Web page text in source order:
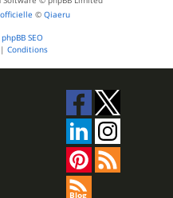
© Qiaeru
phpBB SEO
| Conditions